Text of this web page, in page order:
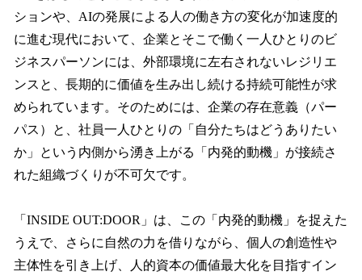
ションや、AIの発展による人の働き方の変化が加速度的
に進む現代において、企業とそこで働く一人ひとりのビ
ジネスパーソンには、外部環境に左右されないレジリエ
ンスと、長期的に価値を生み出し続ける持続可能性が求
められています。そのためには、企業の存在意義（パー
パス）と、社員一人ひとりの「自分たちはどうありたい
か」という内側から湧き上がる「内発的動機」が接続さ
れた組織づくりが不可欠です。
「INSIDE OUT:DOOR」は、この「内発的動機」を捉えた
うえで、さらに自然の力を借りながら、個人の創造性や
主体性を引き上げ、人的資本の価値最大化を目指すイン